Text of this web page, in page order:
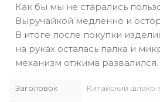
Как бы мы не старались
Выручайкой медленно и
В итоге после покупки
на руках осталась палка и
механизм отжима развалился.
Заголовок Китайский шлако